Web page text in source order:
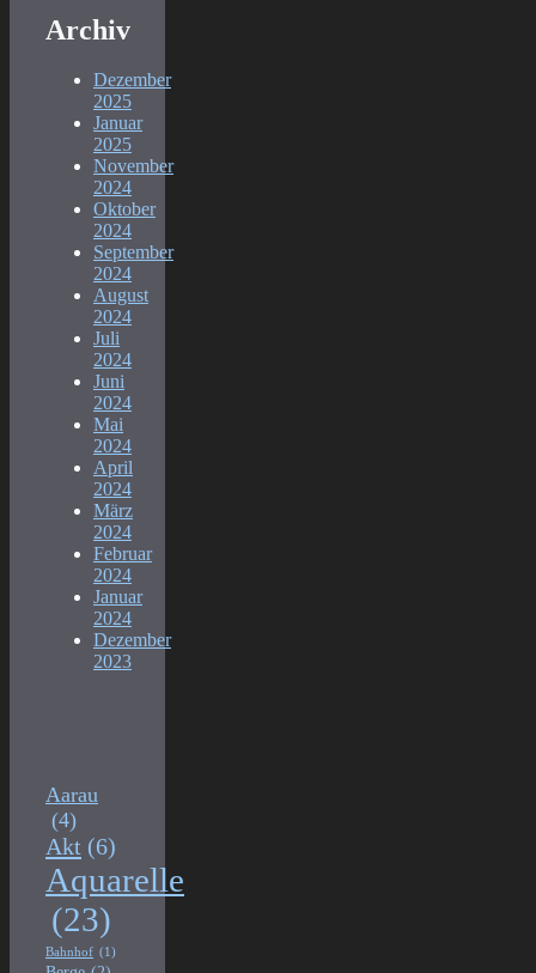
Archiv
Dezember
2025
Januar
2025
November
2024
Oktober
2024
September
2024
August
2024
Juli
2024
Juni
2024
Mai
2024
April
2024
März
2024
Februar
2024
Januar
2024
Dezember
2023
Aarau
(4)
Akt (6)
Aquarelle
(23)
Bahnhof (1)